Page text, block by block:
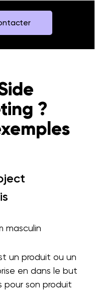
?
masculin
un produit ou un
en dans le but
pour son produit